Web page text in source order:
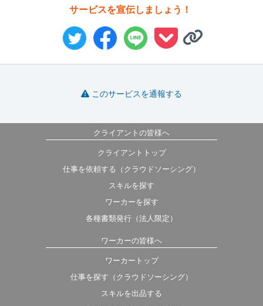
サービスを宣伝しましょう！
このサービスを通報する
クライアントの皆様へ
クライアントトップ
仕事を依頼する（クラウドソーシング）
スキルを探す
ワーカーを探す
各種書類発行（法人限定）
ワーカーの皆様へ
ワーカートップ
仕事を探す（クラウドソーシング）
スキルを出品する